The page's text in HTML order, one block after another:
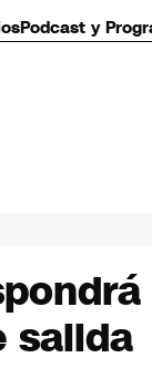
Podcast y
salida